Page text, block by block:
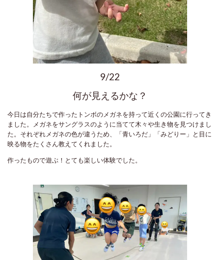
9/22
何が見えるかな？
今日は自分たちで作ったトンボのメガネを持って近くの公園に行ってき
ました。メガネをサングラスのように当てて木々や生き物を見つけまし
た。それぞれメガネの色が違うため、「青いろだ」「みどりー」と目に
映る物をたくさん教えてくれました。
作ったもので遊ぶ！とても楽しい体験でした。